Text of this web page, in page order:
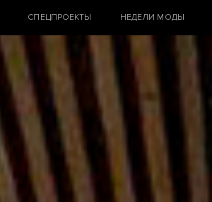
СПЕЦПРОЕКТЫ НЕДЕЛИ МОДЫ